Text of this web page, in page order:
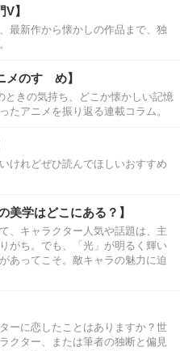
】
最新作から懐かしの作品まで、独
メのすゝめ】
ときの気持ち、どこか懐かしい記憶
アニメを振り返る連載コラム。
けれどぜひ読んでほしいおすすめ
美学はどこにある？】
、キャラクター人気や話題は、主
がち。でも、「光」が明るく輝い
あってこそ。敵キャラの魅力に迫
ーに恋したことはありますか？世
クター、または筆者の独断と偏見